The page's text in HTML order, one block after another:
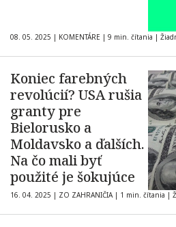
08. 05. 2025 | KOMENTÁRE | 9 min. čítania |
Koniec farebných
revolúcií? USA rušia
granty pre
Bielorusko a
Moldavsko a ďalších.
Na čo mali byť
použité je šokujúce
16. 04. 2025 | ZO ZAHRANIČIA | 1 min. čítania |